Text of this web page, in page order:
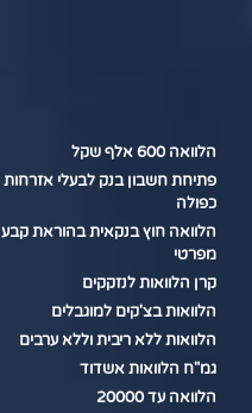
הלוואה 600 אלף שקל
פתיחת חשבון בנק לבעלי אזרחות
כפולה
הלוואה חוץ בנקאית בהוראת קבע
מפרטי
קרן הלוואות לנזקקים
הלוואות בצ'קים למוגבלים
הלוואות ללא ריבית וללא ערבים
גמ"ח הלוואות אשדוד
הלוואה עד 20000